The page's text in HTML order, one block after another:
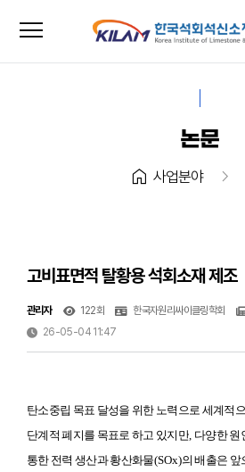
menu
논문
home 사업분야 chevron_right
고비표면적 탈황용 석회소재 제조
관리자 122회 한국자원리싸이클링학회
26-05-04 11:47
탄소중립 목표 달성을 위한 노력으로 세계적
단계적 폐지를 목표로 하고 있지만, 다양한 원
통한 전력 생산과 황산화물(SOx)의 배출은 앞